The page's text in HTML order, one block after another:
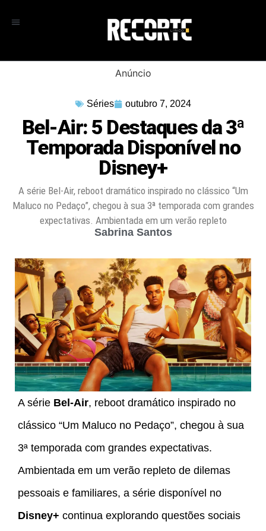
Anúncio
Séries outubro 7, 2024
Bel-Air: 5 Destaques da 3ª
Temporada Disponível no
Disney+
A série Bel-Air, reboot dramático inspirado no clássico “Um
Maluco no Pedaço”, chegou à sua 3ª temporada com grandes
expectativas. Ambientada em um verão repleto
Sabrina Santos
A série Bel-Air, reboot dramático inspirado no
clássico “Um Maluco no Pedaço”, chegou à sua
3ª temporada com grandes expectativas.
Ambientada em um verão repleto de dilemas
pessoais e familiares, a série disponível no
Disney+ continua explorando questões sociais